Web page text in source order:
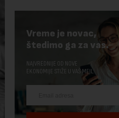
Vreme je novac,
štedimo ga za vas.
NAJVREDNIJE OD NOVE
EKONOMIJE STIŽE U VAŠ MEJL.